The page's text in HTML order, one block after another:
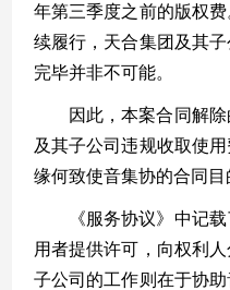
年第三季度之前的版权
续履行，天合集团及其
完毕并非不可能。
因此，本案合同解
及其子公司违规收取使
缘何致使音集协的合同目
《服务协议》中记
用者提供许可，向权利
子公司的工作则在于协